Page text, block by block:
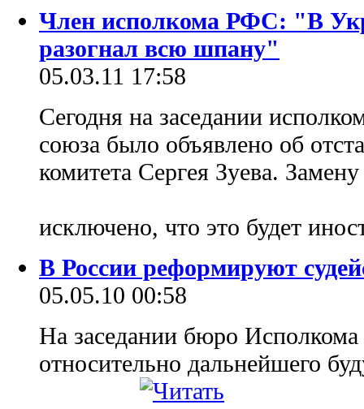
Член исполкома РФС: "В
разогнал всю шпану"
05.03.11 17:58
Сегодня на заседании
союза было объявлено об
комитета Сергея Зуева.
исключено, что это будет
В России реформируют
05.05.10 00:58
На заседании бюро
относительно дальнейшего